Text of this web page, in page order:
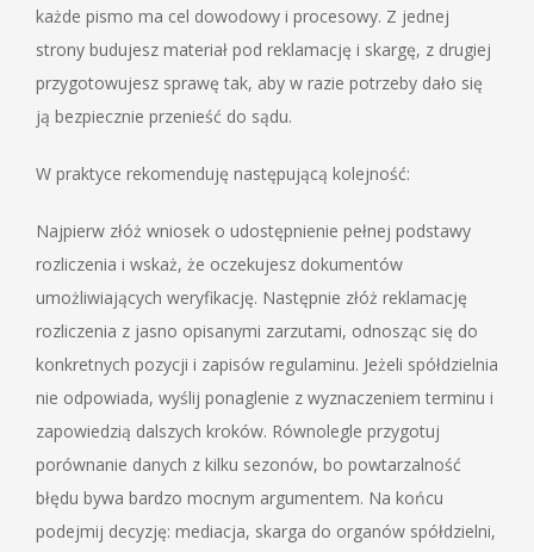
każde pismo ma cel dowodowy i procesowy. Z jednej
strony budujesz materiał pod reklamację i skargę, z drugiej
przygotowujesz sprawę tak, aby w razie potrzeby dało się
ją bezpiecznie przenieść do sądu.
W praktyce rekomenduję następującą kolejność:
Najpierw złóż wniosek o udostępnienie pełnej podstawy
rozliczenia i wskaż, że oczekujesz dokumentów
umożliwiających weryfikację. Następnie złóż reklamację
rozliczenia z jasno opisanymi zarzutami, odnosząc się do
konkretnych pozycji i zapisów regulaminu. Jeżeli spółdzielnia
nie odpowiada, wyślij ponaglenie z wyznaczeniem terminu i
zapowiedzią dalszych kroków. Równolegle przygotuj
porównanie danych z kilku sezonów, bo powtarzalność
błędu bywa bardzo mocnym argumentem. Na końcu
podejmij decyzję: mediacja, skarga do organów spółdzielni,